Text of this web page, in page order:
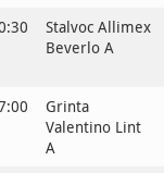
Stalvoc Allimex
Beverlo A
Grinta
Valentino Lint
A